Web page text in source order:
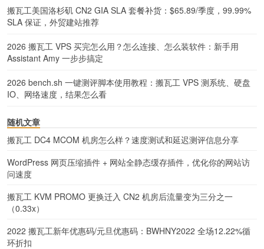
搬瓦工美国洛杉矶 CN2 GIA SLA 套餐补货：$65.89/季度，99.99%
SLA 保证，外贸建站推荐
2026 搬瓦工 VPS 买完怎么用？怎么连接、怎么装软件：新手用
Assistant Amy 一步步搞定
2026 bench.sh 一键测评脚本使用教程：搬瓦工 VPS 测系统、硬盘
IO、网络速度，结果怎么看
随机文章
搬瓦工 DC4 MCOM 机房怎么样？速度测试和延迟测评信息分享
WordPress 网页压缩插件 + 网站全静态缓存插件，优化你的网站访
问速度
搬瓦工 KVM PROMO 更换迁入 CN2 机房后流量变为三分之一
（0.33x）
2022 搬瓦工新年优惠码/元旦优惠码：BWHNY2022 全场12.22%循
环折扣